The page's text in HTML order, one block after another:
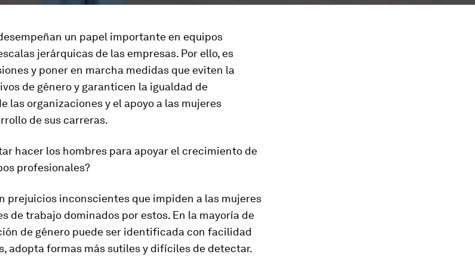
un papel importante en equipos
jerárquicas de las empresas. Por ello, es
y poner en marcha medidas que eviten la
de género y garanticen la igualdad de
las organizaciones y el apoyo a las mujeres
de sus carreras.
hacer los hombres para apoyar el crecimiento de
profesionales?
prejuicios inconscientes que impiden a las mujeres
de trabajo dominados por estos. En la mayoría de
de género puede ser identificada con facilidad
adopta formas más sutiles y difíciles de detectar.